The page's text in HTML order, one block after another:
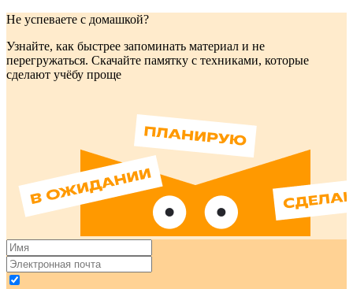
Не успеваете с домашкой?
Узнайте, как быстрее запоминать материал и не
перегружаться. Скачайте памятку с техниками, которые
сделают учёбу проще